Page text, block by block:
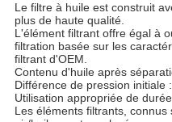
Le filtre à huile est construit
plus de haute qualité.
L'élément filtrant offre égal à
filtration basée sur les
filtrant d'OEM.
Contenu d'huile après
Différence de pression initiale
Utilisation appropriée de
Les éléments filtrants,